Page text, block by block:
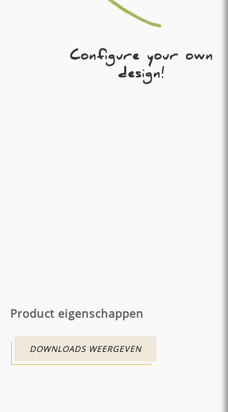
Configure your own
design!
Product eigenschappen
DOWNLOADS WEERGEVEN